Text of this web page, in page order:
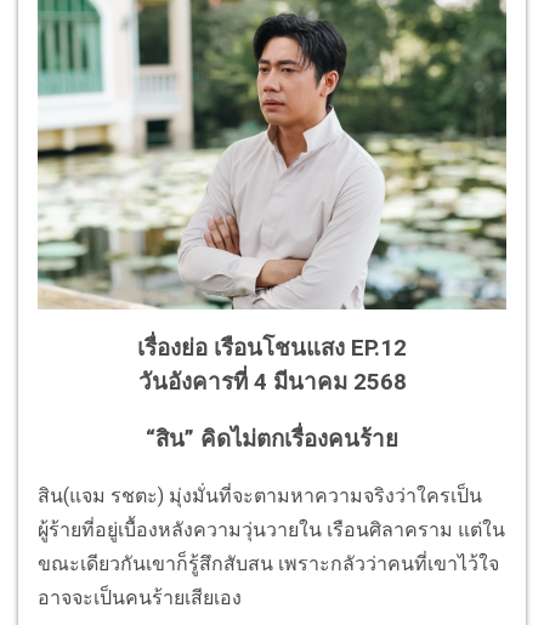
เรื่องย่อ เรือนโชนแสง EP.12
วันอังคารที่ 4 มีนาคม 2568
“สิน” คิดไม่ตกเรื่องคนร้าย
สิน(แจม รชตะ) มุ่งมั่นที่จะตามหาความจริงว่าใครเป็น
ผู้ร้ายที่อยู่เบื้องหลังความวุ่นวายใน เรือนศิลาคราม แต่ใน
ขณะเดียวกันเขาก็รู้สึกสับสน เพราะกลัวว่าคนที่เขาไว้ใจ
อาจจะเป็นคนร้ายเสียเอง